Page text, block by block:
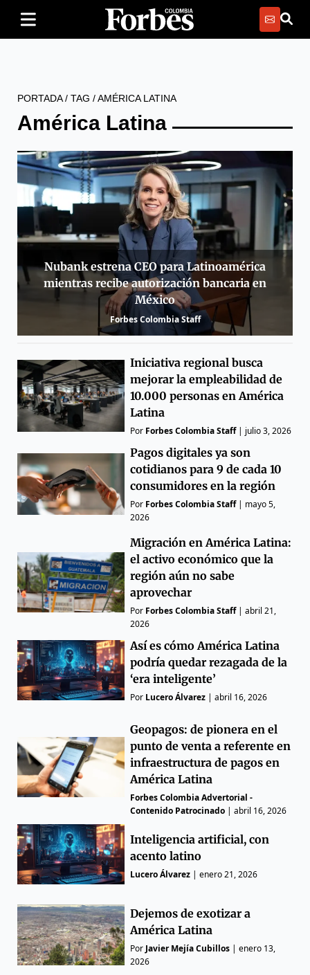
PORTADA/ TAG /AMÉRICA LATINA
América Latina
Nubank estrena CEO para Latinoamérica
mientras recibe autorización bancaria en
México
Forbes Colombia Staff
Iniciativa regional busca
mejorar la empleabilidad de
10.000 personas en América
Latina
Por Forbes Colombia Staff| julio 3, 2026
Pagos digitales ya son
cotidianos para 9 de cada 10
consumidores en la región
Por Forbes Colombia Staff| mayo 5,
2026
Migración en América Latina:
el activo económico que la
región aún no sabe
aprovechar
Por Forbes Colombia Staff|abril 21,
2026
Así es cómo América Latina
podría quedar rezagada de la
‘era inteligente’
Por Lucero Álvarez |abril 16, 2026
Geopagos: de pionera en el
punto de venta a referente en
infraestructura de pagos en
América Latina
Forbes Colombia Advertorial -
Contenido Patrocinado |abril 16, 2026
Inteligencia artificial, con
acento latino
Lucero Álvarez |enero 21, 2026
Dejemos de exotizar a
América Latina
Por Javier Mejía Cubillos |enero 13,
2026